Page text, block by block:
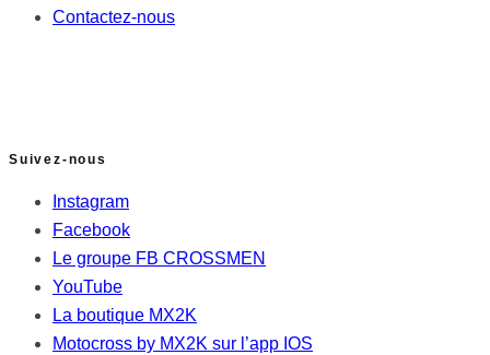
Contactez-nous
Suivez-nous
Instagram
Facebook
Le groupe FB CROSSMEN
YouTube
La boutique MX2K
Motocross by MX2K sur l’app IOS